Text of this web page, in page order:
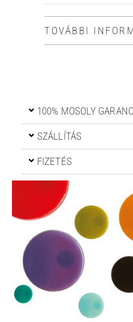
TOVÁBBI
100% MOSOLY
SZÁLLÍTÁS
FIZETÉS